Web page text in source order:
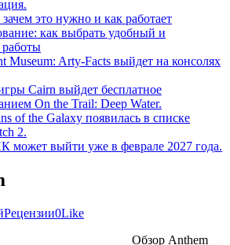
это нужно и как работает
как выбрать удобный и
Museum: Arty-Facts выйдет на консолях
Cairn выйдет бесплатное
On the Trail: Deep Water.
of the Galaxy появилась в списке
2.
может выйти уже в феврале 2027 года.
Рецензии0Like